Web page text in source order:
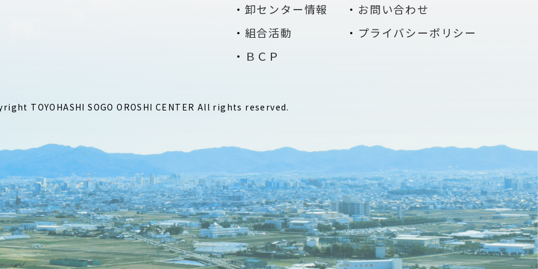
卸センター情報
組合活動
ＢＣＰ
お問い合わせ
プライバシーポリシー
TOYOHASHI SOGO OROSHI CENTER All rights reserved.